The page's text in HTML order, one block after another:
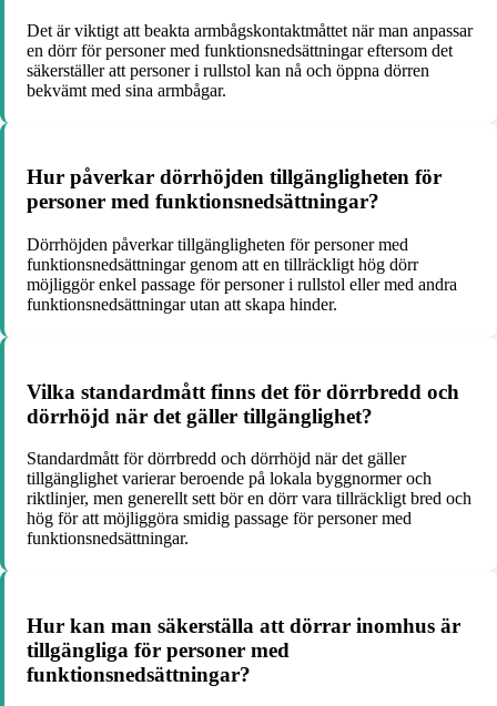
Det är viktigt att beakta armbågskontaktmåttet när man anpassar
en dörr för personer med funktionsnedsättningar eftersom det
säkerställer att personer i rullstol kan nå och öppna dörren
bekvämt med sina armbågar.
Hur påverkar dörrhöjden tillgängligheten för
personer med funktionsnedsättningar?
Dörrhöjden påverkar tillgängligheten för personer med
funktionsnedsättningar genom att en tillräckligt hög dörr
möjliggör enkel passage för personer i rullstol eller med andra
funktionsnedsättningar utan att skapa hinder.
Vilka standardmått finns det för dörrbredd och
dörrhöjd när det gäller tillgänglighet?
Standardmått för dörrbredd och dörrhöjd när det gäller
tillgänglighet varierar beroende på lokala byggnormer och
riktlinjer, men generellt sett bör en dörr vara tillräckligt bred och
hög för att möjliggöra smidig passage för personer med
funktionsnedsättningar.
Hur kan man säkerställa att dörrar inomhus är
tillgängliga för personer med
funktionsnedsättningar?